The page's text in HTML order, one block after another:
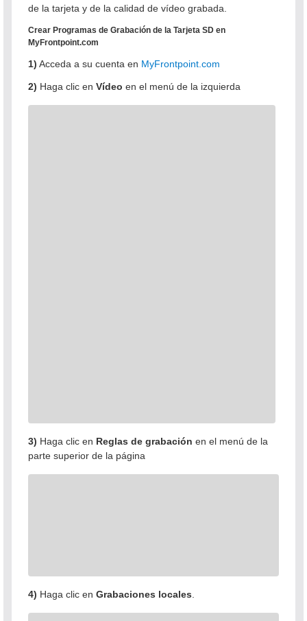
de la tarjeta y de la calidad de vídeo grabada.
Crear Programas de Grabación de la Tarjeta SD en
MyFrontpoint.com
1) Acceda a su cuenta en MyFrontpoint.com
2) Haga clic en Vídeo en el menú de la izquierda
3) Haga clic en Reglas de grabación en el menú de la
parte superior de la página
4) Haga clic en Grabaciones locales